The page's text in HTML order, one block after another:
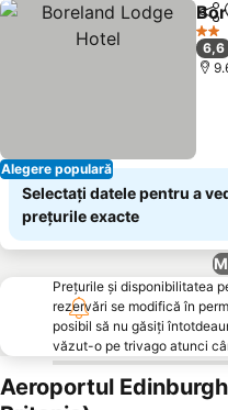
Alegere populară
2
6,6
Selectați datele pentru a
prețurile exacte
Prețurile și disponibilitatea
rezervări se modifică în
posibil să nu găsiți
văzut-o pe trivago atunci
Aeroportul